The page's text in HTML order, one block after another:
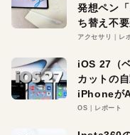
発想ペン
ち替え不
アクセサリ レ
iOS 27（
カットの
iPhoneが
OS レポート